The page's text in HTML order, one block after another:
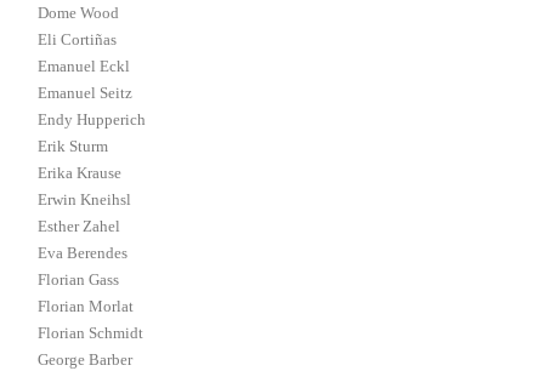
Dome Wood
Eli Cortiñas
Emanuel Eckl
Emanuel Seitz
Endy Hupperich
Erik Sturm
Erika Krause
Erwin Kneihsl
Esther Zahel
Eva Berendes
Florian Gass
Florian Morlat
Florian Schmidt
George Barber